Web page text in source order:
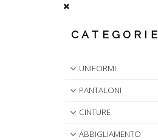
CATEGORIE
UNIFORMI
PANTALONI
CINTURE
ABBIGLIAMENTO